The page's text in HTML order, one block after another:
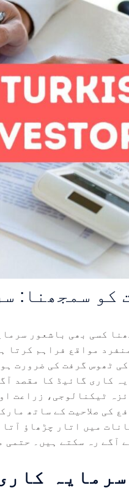
کو سمجھنا:
کسی بھی باشعور
مواقع فراہم کرتا
ٹھوس گرفت کی ضرورت
کاری گائیڈ کا مقصد
ٹیکنالوجی، زراعت
کی صلاحیت کے ساتھ
میں اتار چڑھاؤ
آگے رہ سکتے ہیں۔ حتمی